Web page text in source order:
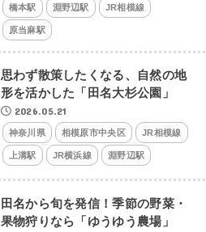
橋本駅 淵野辺駅 JR相模線
原当麻駅
思わず散策したくなる、自然の地
形を活かした「田名大杉公園」
2026.05.21
神奈川県 相模原市中央区 JR相模線
上溝駅 JR横浜線 淵野辺駅
田名から旬を発信！季節の野菜・
果物狩りなら「ゆうゆう農場」